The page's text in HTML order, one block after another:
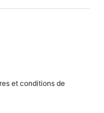
et conditions de